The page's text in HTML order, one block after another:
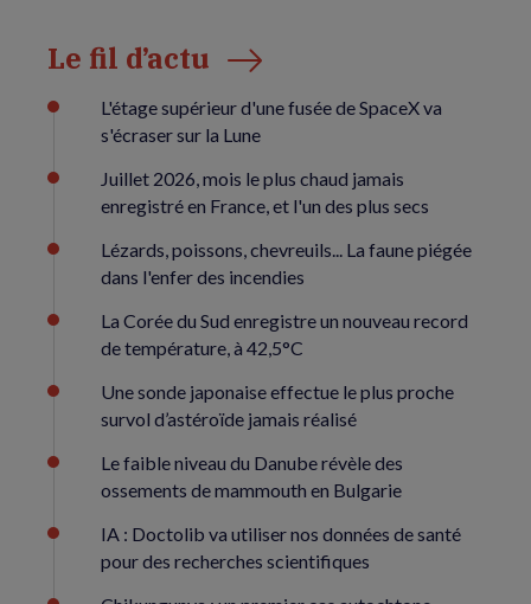
Le fil d’actu
L'étage supérieur d'une fusée de SpaceX va
s'écraser sur la Lune
Juillet 2026, mois le plus chaud jamais
enregistré en France, et l'un des plus secs
Lézards, poissons, chevreuils... La faune piégée
dans l'enfer des incendies
La Corée du Sud enregistre un nouveau record
de température, à 42,5°C
Une sonde japonaise effectue le plus proche
survol d’astéroïde jamais réalisé
Le faible niveau du Danube révèle des
ossements de mammouth en Bulgarie
IA : Doctolib va utiliser nos données de santé
pour des recherches scientifiques